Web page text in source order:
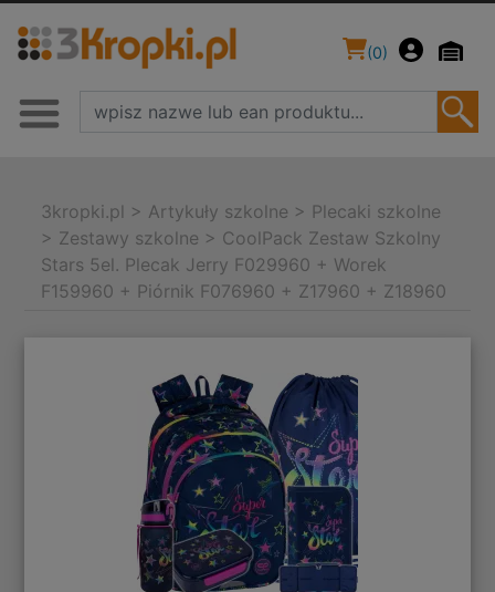
(0)
3kropki.pl > Artykuły szkolne > Plecaki szkolne
> Zestawy szkolne > CoolPack Zestaw Szkolny
Stars 5el. Plecak Jerry F029960 + Worek
F159960 + Piórnik F076960 + Z17960 + Z18960